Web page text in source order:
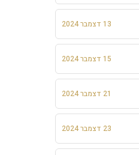
13 דצמבר 2024
15 דצמבר 2024
21 דצמבר 2024
23 דצמבר 2024